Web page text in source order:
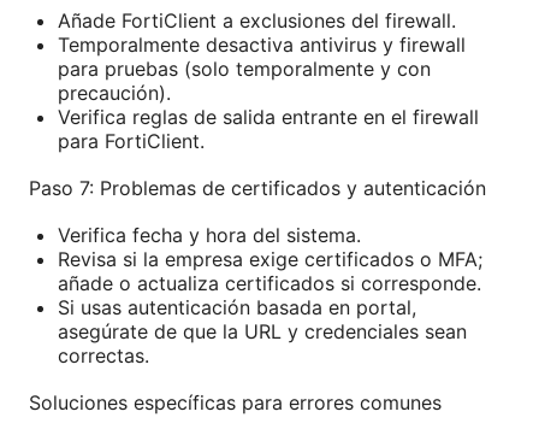
Añade FortiClient a exclusiones del firewall.
Temporalmente desactiva antivirus y firewall
para pruebas (solo temporalmente y con
precaución).
Verifica reglas de salida entrante en el firewall
para FortiClient.
Paso 7: Problemas de certificados y autenticación
Verifica fecha y hora del sistema.
Revisa si la empresa exige certificados o MFA;
añade o actualiza certificados si corresponde.
Si usas autenticación basada en portal,
asegúrate de que la URL y credenciales sean
correctas.
Soluciones específicas para errores comunes